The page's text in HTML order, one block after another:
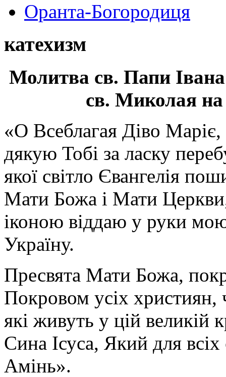
Оранта-Богородиця
катехизм
Молитва св. Папи
св. Миколая на
«О Всеблагая Діво
дякую Тобі за ласку
якої світло Євангелія
Мати Божа і Мати
іконою віддаю у руки
Україну.
Пресвята Мати Божа,
Покровом усіх християн,
які живуть у цій великій
Сина Ісуса, Який для
Амінь».